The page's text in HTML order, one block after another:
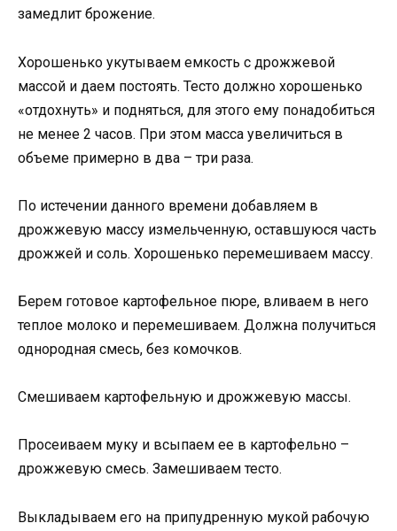
замедлит брожение.
Хорошенько укутываем емкость с дрожжевой
массой и даем постоять. Тесто должно хорошенько
«отдохнуть» и подняться, для этого ему понадобиться
не менее 2 часов. При этом масса увеличиться в
объеме примерно в два – три раза.
По истечении данного времени добавляем в
дрожжевую массу измельченную, оставшуюся часть
дрожжей и соль. Хорошенько перемешиваем массу.
Берем готовое картофельное пюре, вливаем в него
теплое молоко и перемешиваем. Должна получиться
однородная смесь, без комочков.
Смешиваем картофельную и дрожжевую массы.
Просеиваем муку и всыпаем ее в картофельно –
дрожжевую смесь. Замешиваем тесто.
Выкладываем его на припудренную мукой рабочую